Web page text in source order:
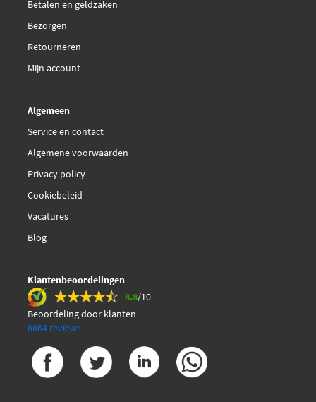
Betalen en geldzaken
Bezorgen
Retourneren
Mijn account
Algemeen
Service en contact
Algemene voorwaarden
Privacy policy
Cookiebeleid
Vacatures
Blog
Klantenbeoordelingen
8.8/10
Beoordeling door klanten
6664 reviews